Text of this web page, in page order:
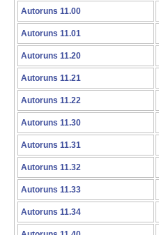
Autoruns 11.00
Autoruns 11.01
Autoruns 11.20
Autoruns 11.21
Autoruns 11.22
Autoruns 11.30
Autoruns 11.31
Autoruns 11.32
Autoruns 11.33
Autoruns 11.34